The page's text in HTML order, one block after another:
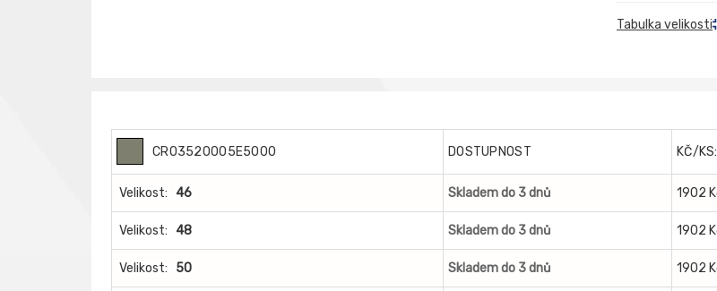
Tabulka velikosti
CR03520005E5000 DOSTUPNOST KČ/KS:
Velikost: 46 Skladem do 3 dnů 1902
Velikost: 48 Skladem do 3 dnů 1902
Velikost: 50 Skladem do 3 dnů 1902